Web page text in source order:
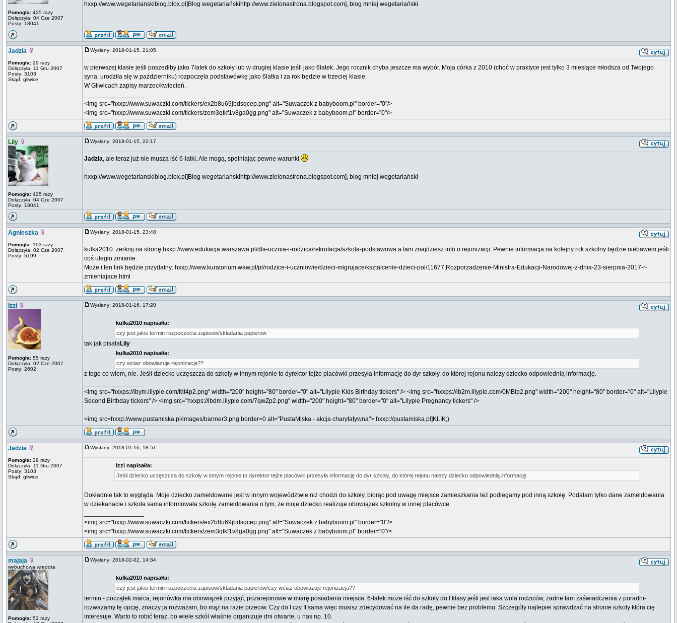
Pomogła: 425 razy
Dołączyła: 04 Cze 2007
Posty: 18041
hxxp://www.wegetarianskiblog.blox.pl]Blog wegetariańskihttp://www.zielonastrona.blogspot.com], blog mniej wegetariański
Jadzia
Pomogła: 29 razy
Dołączyła: 11 Gru 2007
Posty: 3103
Skąd: gliwice
Wysłany: 2018-01-15, 21:05
w pierwszej klasie jeśli poszedłby jako 7latek do szkoły lub w drugiej klasie jeśli jako 6latek. Jego rocznik chyba jeszcze ma wybór. Moja córka z 2010 (choć w praktyce jest tylko 3 miesiące młodsza od Twojego
syna, urodziła się w październiku) rozpoczęła podstawówkę jako 6latka i za rok będzie w trzeciej klasie.
W Gliwicach zapisy marzec/kwiecień.
<img src="hxxp://www.suwaczki.com/tickers/ex2b8u69jbdsqcep.png" alt="Suwaczek z babyboom.pl" border="0"/>
<img src="hxxp://www.suwaczki.com/tickers/zem3qtkf1v8ga0gg.png" alt="Suwaczek z babyboom.pl" border="0"/>
Lily
Pomogła: 425 razy
Dołączyła: 04 Cze 2007
Posty: 18041
Wysłany: 2018-01-15, 22:17
Jadzia, ale teraz już nie muszą iść 6-latki. Ale mogą, spełniając pewne warunki
hxxp://www.wegetarianskiblog.blox.pl]Blog wegetariańskihttp://www.zielonastrona.blogspot.com], blog mniej wegetariański
Agnieszka
Pomogła: 193 razy
Dołączyła: 02 Cze 2007
Posty: 5199
Wysłany: 2018-01-15, 23:48
kulka2010: zerknij na stronę hxxp://www.edukacja.warszawa.pl/dla-ucznia-i-rodzica/rekrutacja/szkola-podstawowa a tam znajdziesz info o rejonizacji. Pewnie informacja na kolejny rok szkolny będzie niebawem jeśli
coś uległo zmianie.
Może i ten link będzie przydatny: hxxp://www.kuratorium.waw.pl/pl/rodzice-i-uczniowie/dzieci-migrujace/ksztalcenie-dzieci-pol/11677,Rozporzadzenie-Ministra-Edukacji-Narodowej-z-dnia-23-sierpnia-2017-r-
zmieniajace.html
Izzi
Pomogła: 55 razy
Dołączyła: 02 Cze 2007
Posty: 2602
Wysłany: 2018-01-16, 17:20
kulka2010 napisał/a:
czy jest jakis termin rozpoczecia zapisow/skladania papierow
tak jak pisałaLily
kulka2010 napisał/a:
czy wciaz obowiazuje rejonizacja??
z tego co wiem, nie. Jeśłi dziecko uczęszcza do szkoły w innym rejonie to dyrektor tejże placówki przesyła informację do dyr szkoły, do której rejonu nalezy dziecko odpowiednią informację.
<img src="hxxps://lbym.lilypie.com/fdt4p2.png" width="200" height="80" border="0" alt="Lilypie Kids Birthday tickers" /> <img src="hxxps://lb2m.lilypie.com/0MBlp2.png" width="200" height="80" border="0" alt="Lilypie
Second Birthday tickers" /> <img src="hxxps://lbdm.lilypie.com/7qwZp2.png" width="200" height="80" border="0" alt="Lilypie Pregnancy tickers" />
<img src=hxxp://www.pustamiska.pl/images/banner3.png border=0 alt="PustaMiska - akcja charytatywna"> hxxp://pustamiska.pl]KLIK;)
Jadzia
Pomogła: 29 razy
Dołączyła: 11 Gru 2007
Posty: 3103
Skąd: gliwice
Wysłany: 2018-01-16, 18:51
Izzi napisał/a:
Jeśłi dziecko uczęszcza do szkoły w innym rejonie to dyrektor tejże placówki przesyła informację do dyr szkoły, do której rejonu nalezy dziecko odpowiednią informację.
Dokładnie tak to wygląda. Moje dziecko zameldowane jest w innym województwie niż chodzi do szkoły, biorąc pod uwagę miejsce zamieszkania też podlegamy pod inną szkołę. Podałam tylko dane zameldowania
w dziekanacie i szkoła sama informowała szkołę zameldowania o tym, że moje dziecko realizuje obowiązek szkolny w innej placówce.
<img src="hxxp://www.suwaczki.com/tickers/ex2b8u69jbdsqcep.png" alt="Suwaczek z babyboom.pl" border="0"/>
<img src="hxxp://www.suwaczki.com/tickers/zem3qtkf1v8ga0gg.png" alt="Suwaczek z babyboom.pl" border="0"/>
majaja
wybuchowa wredota
Pomogła: 52 razy
Wysłany: 2018-02-02, 14:34
kulka2010 napisał/a:
czy jest jakis termin rozpoczecia zapisow/skladania papierow/czy wciaz obowiazuje rejonizacja??
termin - początek marca, rejonówka ma obowiązek przyjąć, pozarejonowe w miarę posiadania miejsca. 6-latek może iść do szkoły do I klasy jeśli jest taka wola rodziców, żadne tam zaświadczenia z poradni-
rozważamy tę opcję, znaczy ja rozważam, bo mąż na razie przeciw. Czy do I czy II sama więc musisz zdecydować na ile da radę, pewnie bez problemu. Szczegóły najlepiei sprawdzać na stronie szkoły która cię
interesuje. Warto to robić teraz, bo wiele szkół właśnie organizuje dni otwarte, u nas np. 10.